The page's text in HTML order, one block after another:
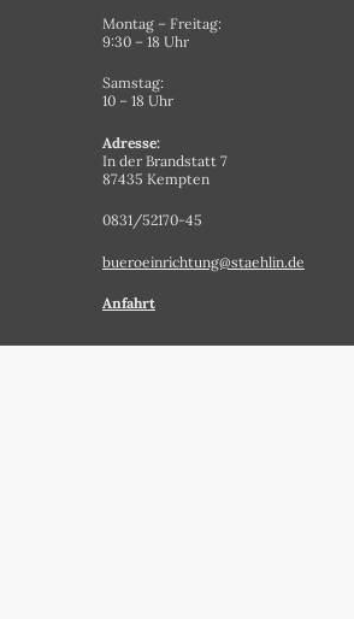
Montag – Freitag:
9:30 – 18 Uhr
Samstag:
10 – 18 Uhr
Adresse:
In der Brandstatt 7
87435 Kempten
0831/52170-45
bueroeinrichtung@staehlin.de
Anfahrt